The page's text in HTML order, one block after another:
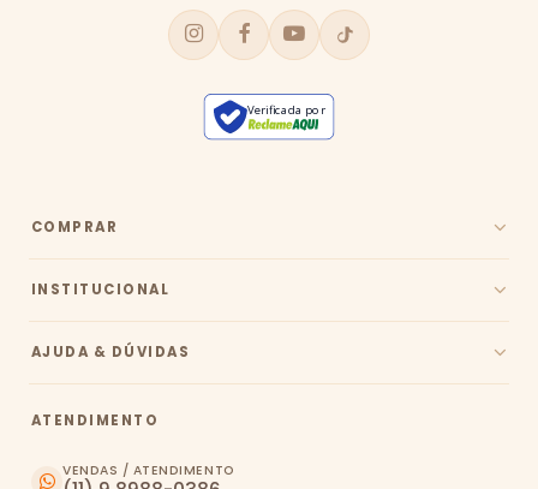
Verificada por
COMPRAR
INSTITUCIONAL
AJUDA & DÚVIDAS
ATENDIMENTO
VENDAS / ATENDIMENTO